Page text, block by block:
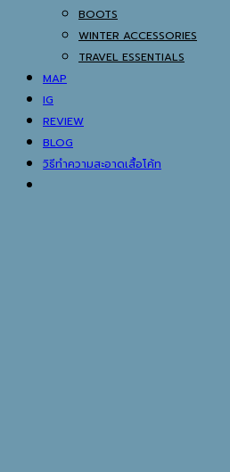
BOOTS
WINTER ACCESSORIES
TRAVEL ESSENTIALS
MAP
IG
REVIEW
BLOG
วิธีทำความสะอาดเสื้อโค้ท